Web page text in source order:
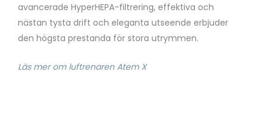
avancerade HyperHEPA-filtrering, effektiva och
nästan tysta drift och eleganta utseende erbjuder
den högsta prestanda för stora utrymmen.
Läs mer om luftrenaren Atem X